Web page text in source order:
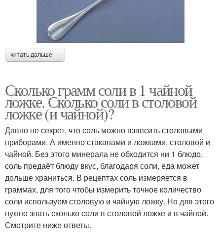
читать дальше →
Сколько грамм соли в 1 чайной
ложке. Сколько соли в столовой
ложке (и чайной)?
Давно не секрет, что соль можно взвесить столовыми
приборами. А именно стаканами и ложками, столовой и
чайной. Без этого минерала не обходится ни 1 блюдо,
соль предаёт блюду вкус, благодаря соли, еда может
дольше храниться. В рецептах соль измеряется в
граммах, для того чтобы измерить точное количество
соли используем столовую и чайную ложку. Но для этого
нужно знать сколько соли в столовой ложке и в чайной.
Смотрите ниже ответы.